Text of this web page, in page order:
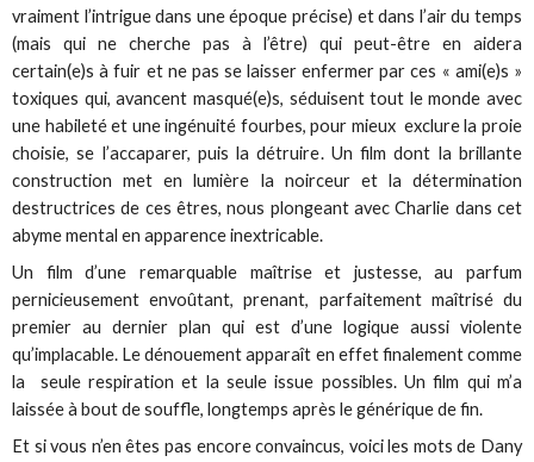
vraiment l’intrigue dans une époque précise) et dans l’air du temps
(mais qui ne cherche pas à l’être) qui peut-être en aidera
certain(e)s à fuir et ne pas se laisser enfermer par ces « ami(e)s »
toxiques qui, avancent masqué(e)s, séduisent tout le monde avec
une habileté et une ingénuité fourbes, pour mieux exclure la proie
choisie, se l’accaparer, puis la détruire. Un film dont la brillante
construction met en lumière la noirceur et la détermination
destructrices de ces êtres, nous plongeant avec Charlie dans cet
abyme mental en apparence inextricable.
Un film d’une remarquable maîtrise et justesse, au parfum
pernicieusement envoûtant, prenant, parfaitement maîtrisé du
premier au dernier plan qui est d’une logique aussi violente
qu’implacable. Le dénouement apparaît en effet finalement comme
la seule respiration et la seule issue possibles. Un film qui m’a
laissée à bout de souffle, longtemps après le générique de fin.
Et si vous n’en êtes pas encore convaincus, voici les mots de Dany